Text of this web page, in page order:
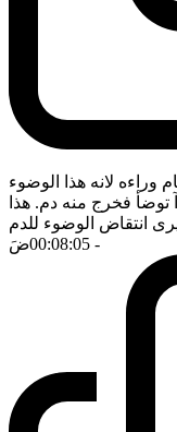
وراءه لانه هذا الوضوء
توضأ فخرج منه دم. هذا
انتقاض الوضوء للدم
- 00:08:05
ضَ